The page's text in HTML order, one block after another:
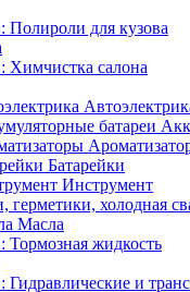
Батарейки
Инструмент
Масла